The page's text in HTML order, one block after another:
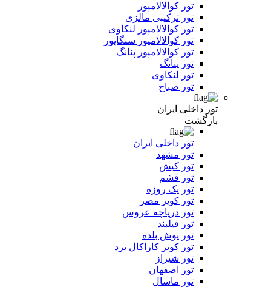
تور کوالالامپور
تور ترکیبی مالزی
تور کوالالامپور لنکاوی
تور کوالالامپور سنگاپور
تور کوالالامپور پنانگ
تور پنانگ
تور لنکاوی
تور صباح
تور داخلی ایران
بازگشت
تور داخلی ایران
تور مشهد
تور کیش
تور قشم
تور یک روزه
تور کویر مصر
تور دریاچه عروس
تور فیلبند
تور یوش بلده
تور کویر کاراکال یزد
تور شیراز
تور اصفهان
تور ماسال